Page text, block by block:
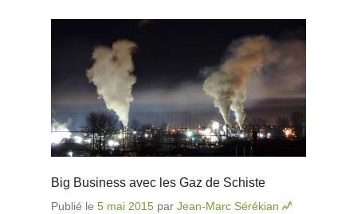
Big Business avec les Gaz de Schiste
Publié le 5 mai 2015 par Jean-Marc Sérékian